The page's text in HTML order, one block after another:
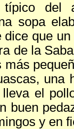
del
sopa
que
de la
una
el
buen
y en